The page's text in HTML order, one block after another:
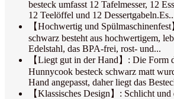
besteck umfasst 12 Tafelmesser, 12
12 Teelöffel und 12
【Hochwertig und
schwarz besteht aus hochwertigem,
Edelstahl, das BPA-frei, rost- und...
【Liegt gut in der Hand】: Die Form
Hunnycook besteck schwarz matt
Hand angepasst, daher liegt das
【Klassisches Design】: Schlicht